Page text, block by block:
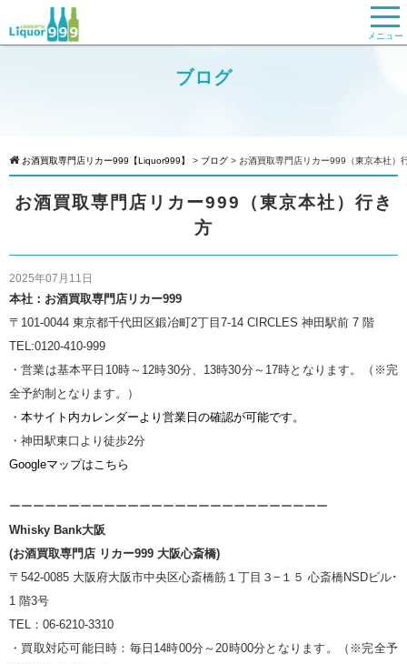
メニュー
ブログ
お酒買取専門店リカー999【Liquor999】 > ブログ > お酒買取専門店リカー999（東京本社）
お酒買取専門店リカー999（東京本社）行き
方
2025年07月11日
本社：お酒買取専門店リカー999
〒101-0044 東京都千代田区鍛冶町2丁目7-14 CIRCLES 神田駅前 7 階
TEL:0120-410-999
・営業は基本平日10時～12時30分、13時30分～17時となります。（※完
全予約制となります。）
・ 本サイト内カレンダーより営業日の確認が可能です。
・神田駅東口より徒歩2分
Googleマップはこちら
ーーーーーーーーーーーーーーーーーーーーーーーーーーー
Whisky Bank大阪
(お酒買取専門店 リカー999 大阪心斎橋)
〒542-0085 大阪府大阪市中央区心斎橋筋１丁目３−１５ 心斎橋NSDビル･
1 階3号
TEL：06-6210-3310
・買取対応可能日時：毎日14時00分～20時00分となります。（※完全予